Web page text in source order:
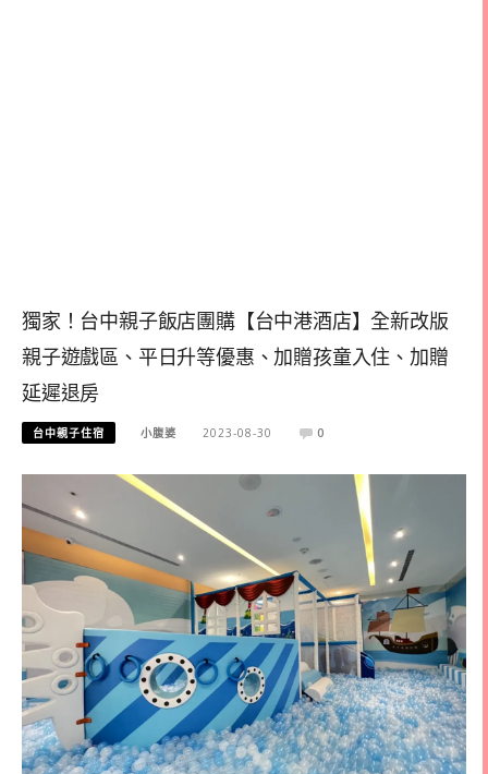
獨家！台中親子飯店團購【台中港酒店】全新改版
親子遊戲區、平日升等優惠、加贈孩童入住、加贈
延遲退房
台中親子住宿 小腹婆 2023-08-30 0